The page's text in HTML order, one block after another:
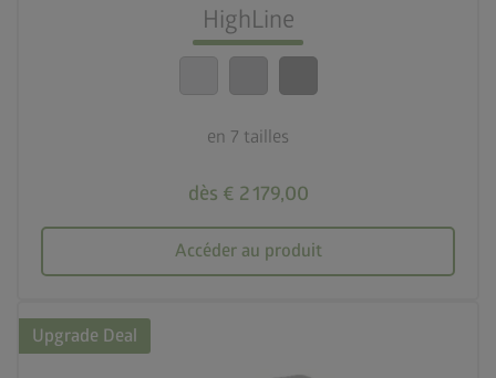
HighLine
en 7 tailles
dès € 2 179,00
Accéder au produit
Le meilleur niveau de sécurité
calendar_month
Upgrade Deal